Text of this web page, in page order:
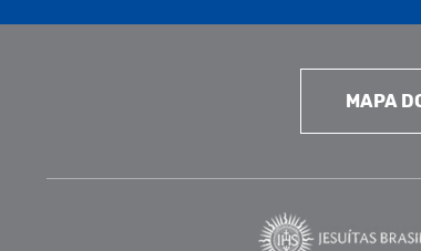
MAPA